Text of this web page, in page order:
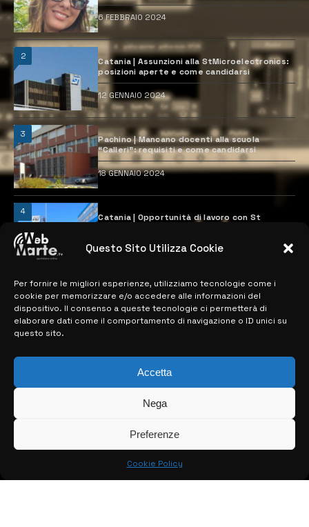
Questo Sito Utilizza Cookie
Per fornire le migliori esperienze, utilizziamo tecnologie come i
cookie per memorizzare e/o accedere alle informazioni del
dispositivo. Il consenso a queste tecnologie ci permetterà di
elaborare dati come il comportamento di navigazione o ID unici su
questo sito.
Accetta
Nega
Preferenze
Cookie Policy
6 FEBBRAIO 2024
2
Catania | Assunzioni alla StMicroelectronics:
posizioni aperte e come candidarsi
12 GENNAIO 2024
3
Pachino | Mancano docenti alla scuola
“Calleri”: requisiti e come candidarsi
18 GENNAIO 2024
4
Catania | Opportunità di lavoro con St
28 MARZO 2024
MAPPA DEL SITO
> NOTIZIE
> CONTATTI